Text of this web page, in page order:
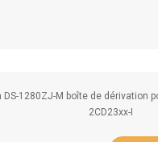
DS-1280ZJ-M boîte de dérivation
2CD23xx-I